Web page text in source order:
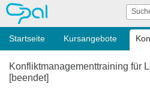
OPAL Suche
Startseite Kursangebote
Konfliktmanagementtraining für
[beendet]